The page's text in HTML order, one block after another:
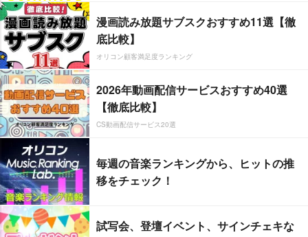
漫画読み放題サブスクおすすめ11選【徹
底比較】
オリコン顧客満足度ランキング
2026年動画配信サービスおすすめ40選
【徹底比較】
CS動画配信サービス20選
毎週の音楽ランキングから、ヒットの推
移をチェック！
試写会、登壇イベント、サインチェキな